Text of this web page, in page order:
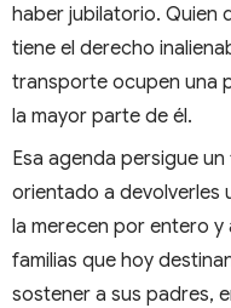
haber jubilatorio. Quien
tiene el derecho
transporte ocupen una
la mayor parte de él.
Esa agenda persigue
orientado a devolverles
la merecen por entero y
familias que hoy
sostener a sus padres,